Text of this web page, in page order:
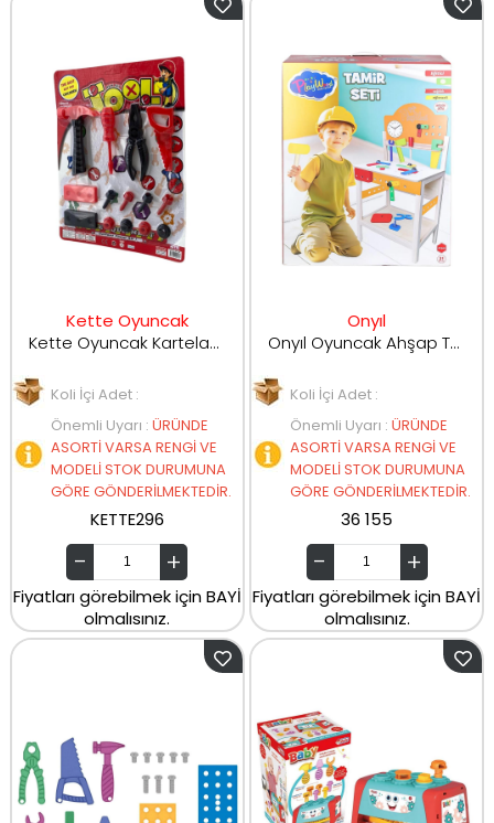
Kette Oyuncak
Kette Oyuncak Kartelada Orta Boy Tamir Seti 25523
Koli İçi Adet :
Önemli Uyarı : ÜRÜNDE
ASORTİ VARSA RENGİ VE
MODELİ STOK DURUMUNA
GÖRE GÖNDERİLMEKTEDİR.
KETTE296
Fiyatları görebilmek için BAYİ
olmalısınız.
Onyıl
Onyıl Oyuncak Ahşap Tamir Seti ONY-412
Koli İçi Adet :
Önemli Uyarı : ÜRÜNDE
ASORTİ VARSA RENGİ VE
MODELİ STOK DURUMUNA
GÖRE GÖNDERİLMEKTEDİR.
36 155
Fiyatları görebilmek için BAYİ
olmalısınız.